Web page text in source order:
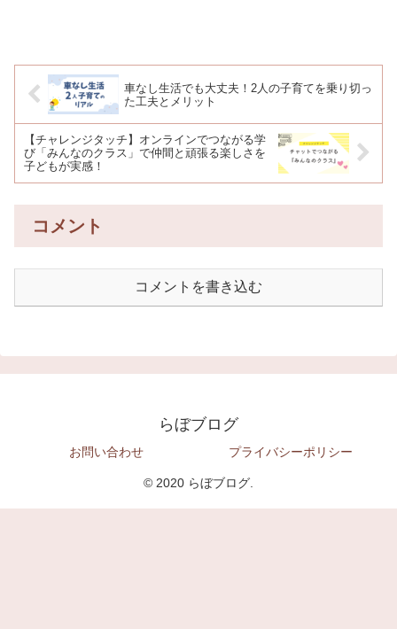
車なし生活でも大丈夫！2人の子育てを乗り切っ
た工夫とメリット
【チャレンジタッチ】オンラインでつながる学
び「みんなのクラス」で仲間と頑張る楽しさを
子どもが実感！
コメント
コメントを書き込む
らぼブログ
お問い合わせ プライバシーポリシー
© 2020 らぼブログ.